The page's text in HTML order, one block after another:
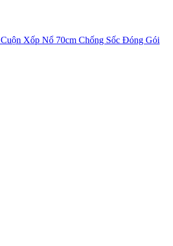
Cuộn Xốp Nổ 70cm Chống Sốc Đóng Gói